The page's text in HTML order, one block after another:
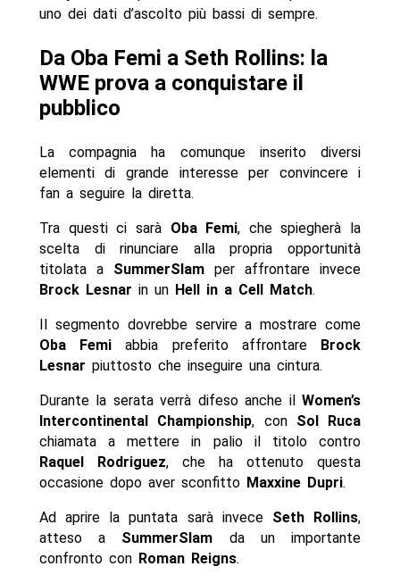
uno dei dati d’ascolto più bassi di sempre.
Da Oba Femi a Seth Rollins: la
WWE prova a conquistare il
pubblico
La compagnia ha comunque inserito diversi
elementi di grande interesse per convincere i
fan a seguire la diretta.
Tra questi ci sarà Oba Femi, che spiegherà la
scelta di rinunciare alla propria opportunità
titolata a SummerSlamper affrontare invece
Brock Lesnar in un Hell in a Cell Match.
Il segmento dovrebbe servire a mostrare come
Oba Femi abbia preferito affrontare Brock
Lesnar piuttosto che inseguire una cintura.
Durante la serata verrà difeso anche ilWomen’s
Intercontinental Championship, con Sol Ruca
chiamata a mettere in palio il titolo contro
Raquel Rodriguez, che ha ottenuto questa
occasione dopo aver sconfitto Maxxine Dupri.
Ad aprire la puntata sarà invece Seth Rollins,
atteso a SummerSlam da un importante
confronto con Roman Reigns.